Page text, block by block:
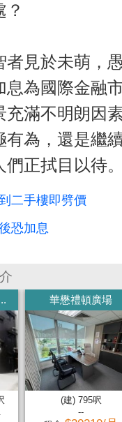
者見於未萌，
息為國際金融
充滿不明朗因
為，還是繼
正拭目以待。
二手樓即劈價
恐加息
華懋禮頓廣場
(建) 795呎
--